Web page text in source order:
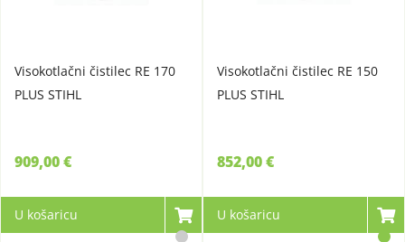
Visokotlačni čistilec RE 170
PLUS STIHL
909,00 €
U košaricu
Visokotlačni čistilec RE 150
PLUS STIHL
852,00 €
U košaricu